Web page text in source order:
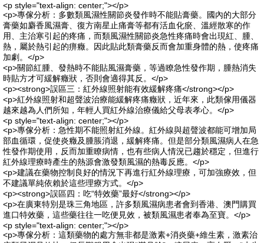
<p style="text-align: center;"></p>
<p>專傢分析：多數類風濕性關節炎發作時不能貼膏藥。國內的大部分
膏藥如麝香風濕膏、復方南星止痛膏等都有活血化瘀、溫經散寒的作
用、主治寒引起的疼痛，而類風濕性關節炎急性疼痛時會出現紅、腫、
熱，屬於熱引起的痹癥。因此貼此類膏藥反而會加重身體的熱，使疼痛
加劇。</p>
<p>關節紅腫、發熱時不能貼風濕膏藥，等過瞭急性發作期，腫熱消失
時貼方才可緩解癥狀，否則會適得其反。</p>
<p><strong>誤區三：紅外線照射能有效緩解疼痛</strong></p>
<p>紅外線照射和超聲波治療能緩解疼痛癥狀，近年來，此類傢用儀器
越來越為人們所知，年輕人買紅外線治療儀給父母表孝心。</p>
<p style="text-align: center;"></p>
<p>專傢分析：急性期不能照射紅外線。紅外線與超聲波都能可增加局
部血循環，促使炎癥及腫脹消退，緩解疼痛。但是部分類風濕病人在急
性發作期使用，反而加重瞭病情，也有些病人情況已趨於穩定，但進行
紅外線理療時產生的熱源會激發類風濕的熱毒反應。</p>
<p>建議在藥物控制良好的情況下再進行紅外線理療，可加強療效，但
不建議單純依賴於這些理療方式。</p>
<p><strong>誤區四：吃“特效藥”最好</strong></p>
<p>在廣東特別是珠三角地區，許多類風濕病患者會到香港、澳門購買
進口特效藥，這些藥往往一吃便見效，被類風濕患者奉為至寶。</p>
<p style="text-align: center;"></p>
<p>專傢分析：這類藥物的處方無非都是激素+消炎藥+維生素，激素治